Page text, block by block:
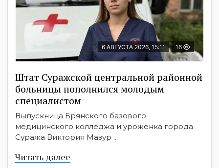
6 АВГУСТА 2026, 15:11 16
Штат Суражской центральной районной
больницы пополнился молодым
специалистом
Выпускница Брянского базового
медицинского колледжа и уроженка города
Суража Виктория Мазур ...
Читать далее